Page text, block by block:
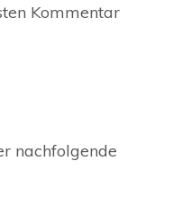
Kommentar
nachfolgende